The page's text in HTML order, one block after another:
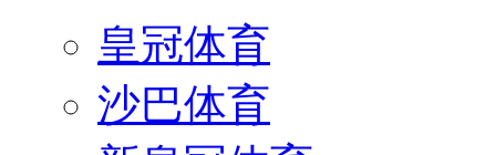
皇冠体育
沙巴体育